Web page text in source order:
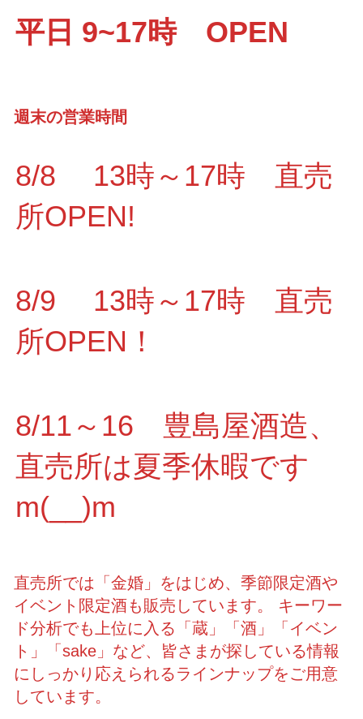
平日 9~17時 OPEN
週末の営業時間
8/8 13時～17時 直売
所OPEN!
8/9 13時～17時 直売
所OPEN！
8/11～16 豊島屋酒造、
直売所は夏季休暇です
m(__)m
直売所では「金婚」をはじめ、季節限定酒や
イベント限定酒も販売しています。 キーワー
ド分析でも上位に入る「蔵」「酒」「イベン
ト」「sake」など、皆さまが探している情報
にしっかり応えられるラインナップをご用意
しています。